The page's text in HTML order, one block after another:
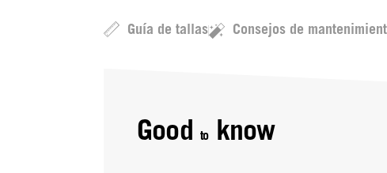
Guía de tallas Consejos de
Good toknow